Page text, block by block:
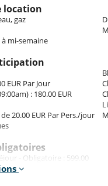
chambre propose 1 lit
sur la mer. Accès à une
à manger pour 8
lecteur DVD Blu Ray et
location
gaz
mi-semaine
EUR Par Jour
: 180.00 EUR
20.00 EUR Par Pers./jour
- Obligatoire : 599.00